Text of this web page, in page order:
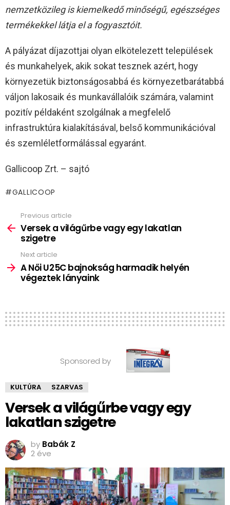
nemzetközileg is kiemelkedő minőségű, egészséges
termékekkel látja el a fogyasztóit.
A pályázat díjazottjai olyan elkötelezett települések
és munkahelyek, akik sokat tesznek azért, hogy
környezetük biztonságosabbá és környezetbarátabbá
váljon lakosaik és munkavállalóik számára, valamint
pozitív példaként szolgálnak a megfelelő
infrastruktúra kialakításával, belső kommunikációval
és szemléletformálással egyaránt.
Gallicoop Zrt. – sajtó
GALLICOOP
more
Previous article
Versek a világűrbe vagy egy lakatlan
szigetre
Next article
A Női U25C bajnokság harmadik helyén
végeztek lányaink
Sponsored by
KULTÚRA SZARVAS
Versek a világűrbe vagy egy
lakatlan szigetre
by Babák Z
2 éve